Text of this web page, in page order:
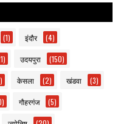
(1) इंदौर (4)
उदयपुरा (150)
केसला (2) खंडवा (3)
गौहरगंज (5)